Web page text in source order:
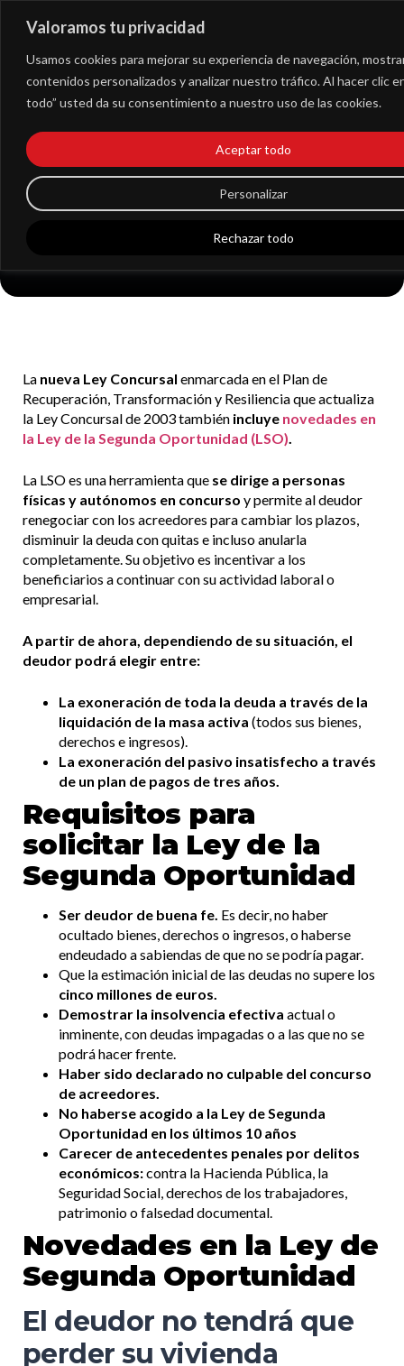
Valoramos tu privacidad
Usamos cookies para mejorar su experiencia de navegación,
contenidos personalizados y analizar nuestro tráfico. Al hacer clic
todo” usted da su consentimiento a nuestro uso de las cookies.
Personalizar
Rechazar todo
Aceptar todo
Novedades en la Ley
de Segunda
Oportunidad: más
facilidades para el
deudor
La nueva Ley Concursal enmarcada en el Plan de
Recuperación, Transformación y Resiliencia que actualiza
la Ley Concursal de 2003 también incluye novedades en
la Ley de la Segunda Oportunidad (LSO).
La LSO es una herramienta que se dirige a personas
físicas y autónomos en concurso y permite al deudor
renegociar con los acreedores para cambiar los plazos,
disminuir la deuda con quitas e incluso anularla
completamente. Su objetivo es incentivar a los
beneficiarios a continuar con su actividad laboral o
empresarial.
A partir de ahora, dependiendo de su situación, el
deudor podrá elegir entre:
La exoneración de toda la deuda a través de la
liquidación de la masa activa (todos sus bienes,
derechos e ingresos).
La exoneración del pasivo insatisfecho a través
de un plan de pagos de tres años.
Requisitos para
solicitar la Ley de la
Segunda Oportunidad
Ser deudor de buena fe. Es decir, no haber
ocultado bienes, derechos o ingresos, o haberse
endeudado a sabiendas de que no se podría pagar.
Que la estimación inicial de las deudas no supere los
cinco millones de euros.
Demostrar la insolvencia efectiva actual o
inminente, con deudas impagadas o a las que no se
podrá hacer frente.
Haber sido declarado no culpable del concurso
de acreedores.
No haberse acogido a la Ley de Segunda
Oportunidad en los últimos 10 años
Carecer de antecedentes penales por delitos
económicos:contra la Hacienda Pública, la
Seguridad Social, derechos de los trabajadores,
patrimonio o falsedad documental.
Novedades en la Ley de
Segunda Oportunidad
El deudor no tendrá que
perder su vivienda